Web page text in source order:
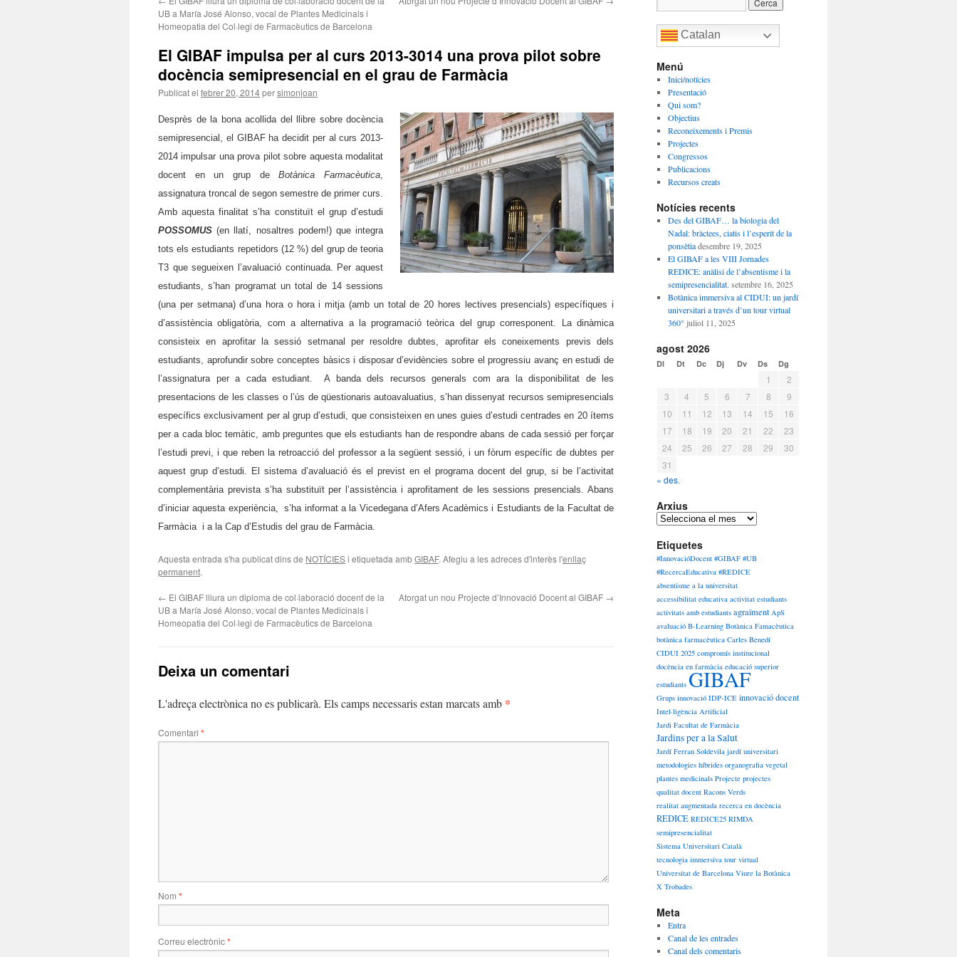
UB a María José Alonso, vocal de Plantes Medicinals i
Homeopatia del Col·legi de Farmacèutics de Barcelona
El GIBAF impulsa per al curs 2013-3014 una prova pilot sobre
docència semipresencial en el grau de Farmàcia
Publicat el febrer 20, 2014persimonjoan
Desprès de la bona acollida del llibre sobre docència
semipresencial, el GIBAF ha decidit per al curs 2013-
2014 impulsar una prova pilot sobre aquesta modalitat
docent en un grup deBotànica Farmacèutica,
assignatura troncal de segon semestre de primer curs.
Amb aquesta finalitat s’ha constituït el grup d’estudi
POSSOMUS (en llatí, nosaltres podem!) que integra
tots els estudiants repetidors (12 %) del grup de teoria
T3 que segueixen l’avaluació continuada. Per aquest
estudiants, s’han programat un total de 14 sessions
(una per setmana) d’una hora o hora i mitja (amb un total de 20 hores lectives presencials) específiques i
d’assistència obligatòria, com a alternativa a la programació teòrica del grup corresponent. La dinàmica
consisteix en aprofitar la sessió setmanal per resoldre dubtes, aprofitar els coneixements previs dels
estudiants, aprofundir sobre conceptes bàsics i disposar d’evidències sobre el progressiu avanç en estudi de
l’assignatura per a cada estudiant. A banda dels recursos generals com ara la disponibilitat de les
presentacions de les classes o l’ús de qüestionaris autoavaluatius, s’han dissenyat recursos semipresencials
específics exclusivament per al grup d’estudi, que consisteixen en unes guies d’estudi centrades en 20 ítems
per a cada bloc temàtic, amb preguntes que els estudiants han de respondre abans de cada sessió per forçar
l’estudi previ, i que reben la retroacció del professor a la següent sessió, i un fòrum específic de dubtes per
aquest grup d’estudi. El sistema d’avaluació és el previst en el programa docent del grup, si be l’activitat
complementària prevista s’ha substituït per l’assistència i aprofitament de les sessions presencials. Abans
d’iniciar aquesta experiència, s’ha informat a la Vicedegana d’Afers Acadèmics i Estudiants de la Facultat de
Farmàcia i a la Cap d’Estudis del grau de Farmàcia.
Aquesta entrada s'ha publicat dins de NOTÍCIESi etiquetada ambGIBAF. Afegiu a les adreces d'interès l'enllaç
permanent.
← El GIBAF lliura un diploma de col·laboració docent de la
UB a María José Alonso, vocal de Plantes Medicinals i
Homeopatia del Col·legi de Farmacèutics de Barcelona
Atorgat un nou Projecte d’Innovació Docent al GIBAF →
Deixa un comentari
L'adreça electrònica no es publicarà. Els camps necessaris estan marcats amb *
Comentari *
Nom *
Correu electrònic*
Catalan
Menú
Inici/notícies
Presentació
Qui som?
Objectius
Reconeixements i Premis
Projectes
Congressos
Publicacions
Recursos creats
Notícies recents
Des del GIBAF… la biologia del
Nadal: bràctees, ciatis i l’esperit de la
ponsètia desembre 19, 2025
El GIBAF a les VIII Jornades
REDICE: anàlisi de l’absentisme i la
semipresencialitat. setembre 16, 2025
Botànica immersiva al CIDUI: un jardí
universitari a través d’un tour virtual
360° juliol 11, 2025
agost 2026
Dl Dt Dc Dj Dv Ds Dg
1
2
3
4 5 6 7 8
9
10
11 12 13 14 15
16
17
18 19 20 21 22
23
24
25 26 27 28 29
30
31
« des.
Arxius
Arxius
Etiquetes
#InnovacióDocent #GIBAF #UB
#RecercaEducativa #REDICE
absentisme a la universitat
accessibilitat educativa activitat estudiants
activitats amb estudiants agraïment ApS
avaluació B-Learning Botànica Famacèutica
botànica farmacèutica Carles Benedí
CIDUI 2025 compromís institucional
docència en farmàcia educació superior
estudiants GIBAF
Grups innovació IDP-ICE innovació docent
Intel·ligència Artificial
Jardi Facultat de Farmàcia
Jardins per a la Salut
Jardí Ferran Soldevila jardí universitari
metodologies híbrides organografia vegetal
plantes medicinals Projecte projectes
qualitat docent Racons Verds
realitat augmentada recerca en docència
REDICE REDICE25 RIMDA
semipresencialitat
Sistema Universitari Català
tecnologia immersiva tour virtual
Universitat de Barcelona Viure la Botànica
X Trobades
Meta
Entra
Canal de les entrades
Canal dels comentaris